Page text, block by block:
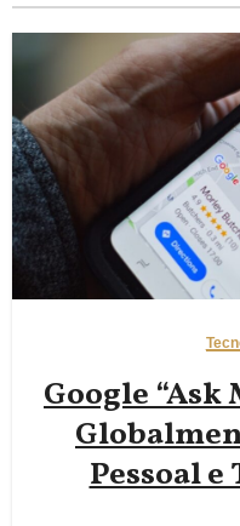
Google “Ask
Pessoal